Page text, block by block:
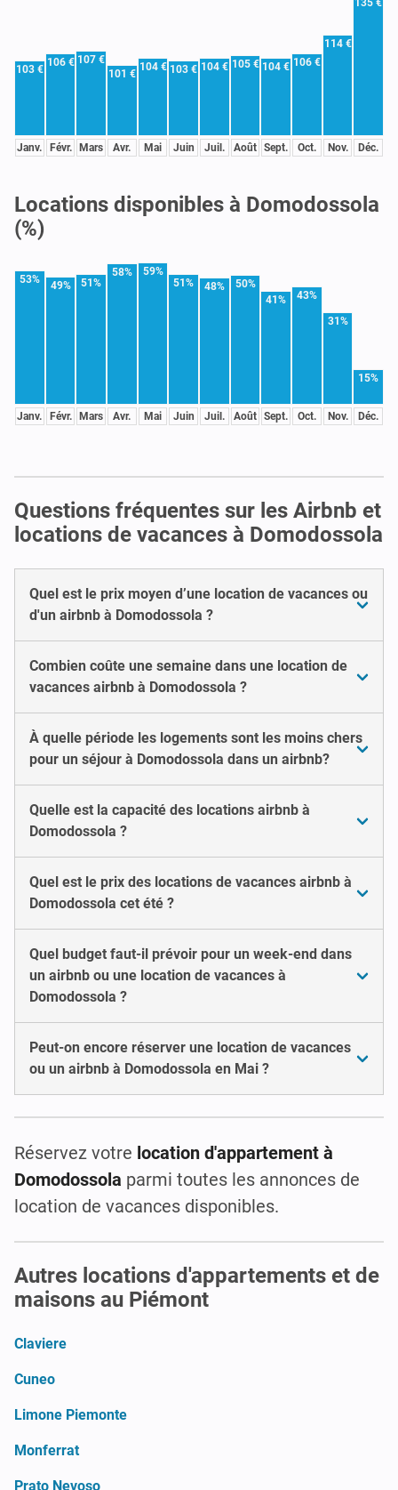
103 €
Janv.
106 €
Févr.
107 €
Mars
101 €
Avr.
104 €
Mai
103 €
Juin
104 €
Juil.
105 €
Août
104 €
Sept.
106 €
Oct.
114 €
Nov.
135 €
Déc.
Locations disponibles à Domodossola
(%)
53%
Janv.
49%
Févr.
51%
Mars
58%
Avr.
59%
Mai
51%
Juin
48%
Juil.
50%
Août
41%
Sept.
43%
Oct.
31%
Nov.
15%
Déc.
Questions fréquentes sur les Airbnb et
locations de vacances à Domodossola
Quel est le prix moyen d’une location de vacances ou
d'un airbnb à Domodossola ?
Combien coûte une semaine dans une location de
vacances airbnb à Domodossola ?
À quelle période les logements sont les moins chers
pour un séjour à Domodossola dans un airbnb?
Quelle est la capacité des locations airbnb à
Domodossola ?
Quel est le prix des locations de vacances airbnb à
Domodossola cet été ?
Quel budget faut-il prévoir pour un week-end dans
un airbnb ou une location de vacances à
Domodossola ?
Peut-on encore réserver une location de vacances
ou un airbnb à Domodossola en Mai ?
Réservez votre location d'appartement à
Domodossola parmi toutes les annonces de
location de vacances disponibles.
Autres locations d'appartements et de
maisons au Piémont
Claviere
Cuneo
Limone Piemonte
Monferrat
Prato Nevoso